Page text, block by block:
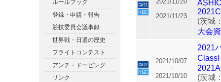
ルールブック
登録・申請・報告
競技委員会議事録
世界戦・日選の歴史
フライトコンテスト
アンチ・ドーピング
リンク
-
2021/11/23
(茨城
大会
2021/10/07
-
2021/10/10
2021
(茨城